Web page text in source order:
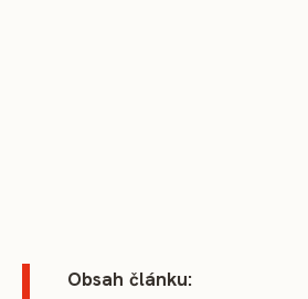
Obsah článku: